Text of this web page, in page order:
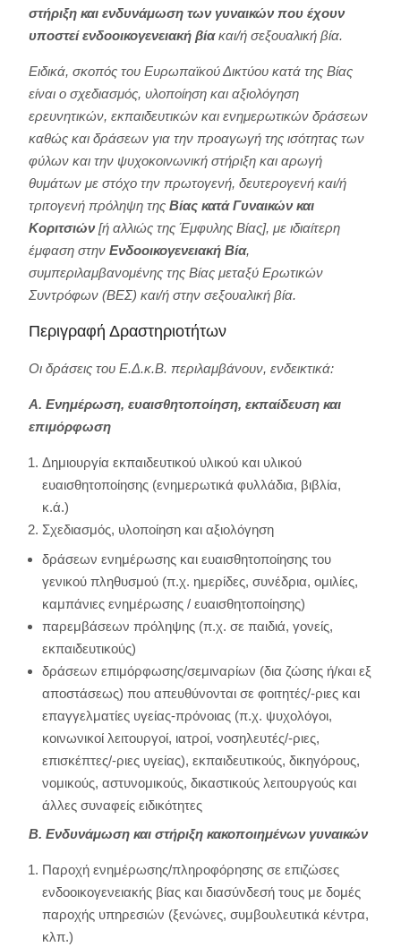
στήριξη και ενδυνάμωση των γυναικών που έχουν
υποστεί ενδοοικογενειακή βίακαι/ή σεξουαλική βία.
Ειδικά, σκοπός του Ευρωπαϊκού Δικτύου κατά της Βίας
είναι ο σχεδιασμός, υλοποίηση και αξιολόγηση
ερευνητικών, εκπαιδευτικών και ενημερωτικών δράσεων
καθώς και δράσεων για την προαγωγή της ισότητας των
φύλων και την ψυχοκοινωνική στήριξη και αρωγή
θυμάτων με στόχο την πρωτογενή, δευτερογενή και/ή
τριτογενή πρόληψη της Βίας κατά Γυναικών και
Κοριτσιών[ή αλλιώς της Έμφυλης Βίας], με ιδιαίτερη
έμφαση στην Ενδοοικογενειακή Βία,
συμπεριλαμβανομένης της Βίας μεταξύ Ερωτικών
Συντρόφων (ΒΕΣ) και/ή στην σεξουαλική βία.
Περιγραφή Δραστηριοτήτων
Οι δράσεις του Ε.Δ.κ.Β. περιλαμβάνουν, ενδεικτικά:
Α. Ενημέρωση, ευαισθητοποίηση, εκπαίδευση και
επιμόρφωση
Δημιουργία εκπαιδευτικού υλικού και υλικού
ευαισθητοποίησης (ενημερωτικά φυλλάδια, βιβλία,
κ.ά.)
Σχεδιασμός, υλοποίηση και αξιολόγηση
δράσεων ενημέρωσης και ευαισθητοποίησης του
γενικού πληθυσμού (π.χ. ημερίδες, συνέδρια, ομιλίες,
καμπάνιες ενημέρωσης / ευαισθητοποίησης)
παρεμβάσεων πρόληψης (π.χ. σε παιδιά, γονείς,
εκπαιδευτικούς)
δράσεων επιμόρφωσης/σεμιναρίων (δια ζώσης ή/και εξ
αποστάσεως) που απευθύνονται σε φοιτητές/-ριες και
επαγγελματίες υγείας-πρόνοιας (π.χ. ψυχολόγοι,
κοινωνικοί λειτουργοί, ιατροί, νοσηλευτές/-ριες,
επισκέπτες/-ριες υγείας), εκπαιδευτικούς, δικηγόρους,
νομικούς, αστυνομικούς, δικαστικούς λειτουργούς και
άλλες συναφείς ειδικότητες
Β. Ενδυνάμωση και στήριξη κακοποιημένων γυναικών
Παροχή ενημέρωσης/πληροφόρησης σε επιζώσες
ενδοοικογενειακής βίας και διασύνδεσή τους με δομές
παροχής υπηρεσιών (ξενώνες, συμβουλευτικά κέντρα,
κλπ.)